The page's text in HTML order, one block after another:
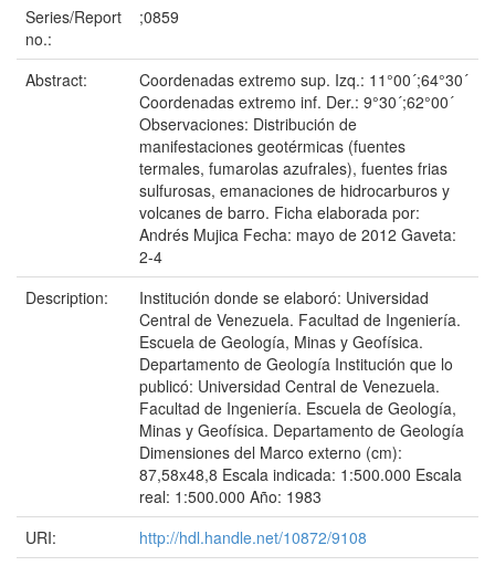
Series/Report
no.:
;0859
Abstract:
Coordenadas extremo sup. Izq.: 11°00´;64°30´
Coordenadas extremo inf. Der.: 9°30´;62°00´
Observaciones: Distribución de
manifestaciones geotérmicas (fuentes
termales, fumarolas azufrales), fuentes frias
sulfurosas, emanaciones de hidrocarburos y
volcanes de barro. Ficha elaborada por:
Andrés Mujica Fecha: mayo de 2012 Gaveta:
2-4
Description:
Institución donde se elaboró: Universidad
Central de Venezuela. Facultad de Ingeniería.
Escuela de Geología, Minas y Geofísica.
Departamento de Geología Institución que lo
publicó: Universidad Central de Venezuela.
Facultad de Ingeniería. Escuela de Geología,
Minas y Geofísica. Departamento de Geología
Dimensiones del Marco externo (cm):
87,58x48,8 Escala indicada: 1:500.000 Escala
real: 1:500.000 Año: 1983
URI:
http://hdl.handle.net/10872/9108